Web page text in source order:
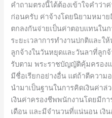
คำถามตรงนี้ได้ต้องเข้าใจคำว่า
ก่อนครับ ค่าจ้างโดยนิยามหมาย
ตกลงกันจ่ายเป็นค่าตอบแทนใน
ระยะเวลาการทำงานปกติและใ
ลูกจ้างในวันหยุดและวันลาที่ลูก
รับตาม พระราชบัญญัติคุ้มครอง
มีชื่อเรียกอย่างอื่น แต่ถ้าตีความ
นำมาเป็นฐานในการคิดเงินค่าล่
เงินค่าครองชีพพนักงานโดยมีก
เดือน และมีจำนวนที่แน่นอน เงิ